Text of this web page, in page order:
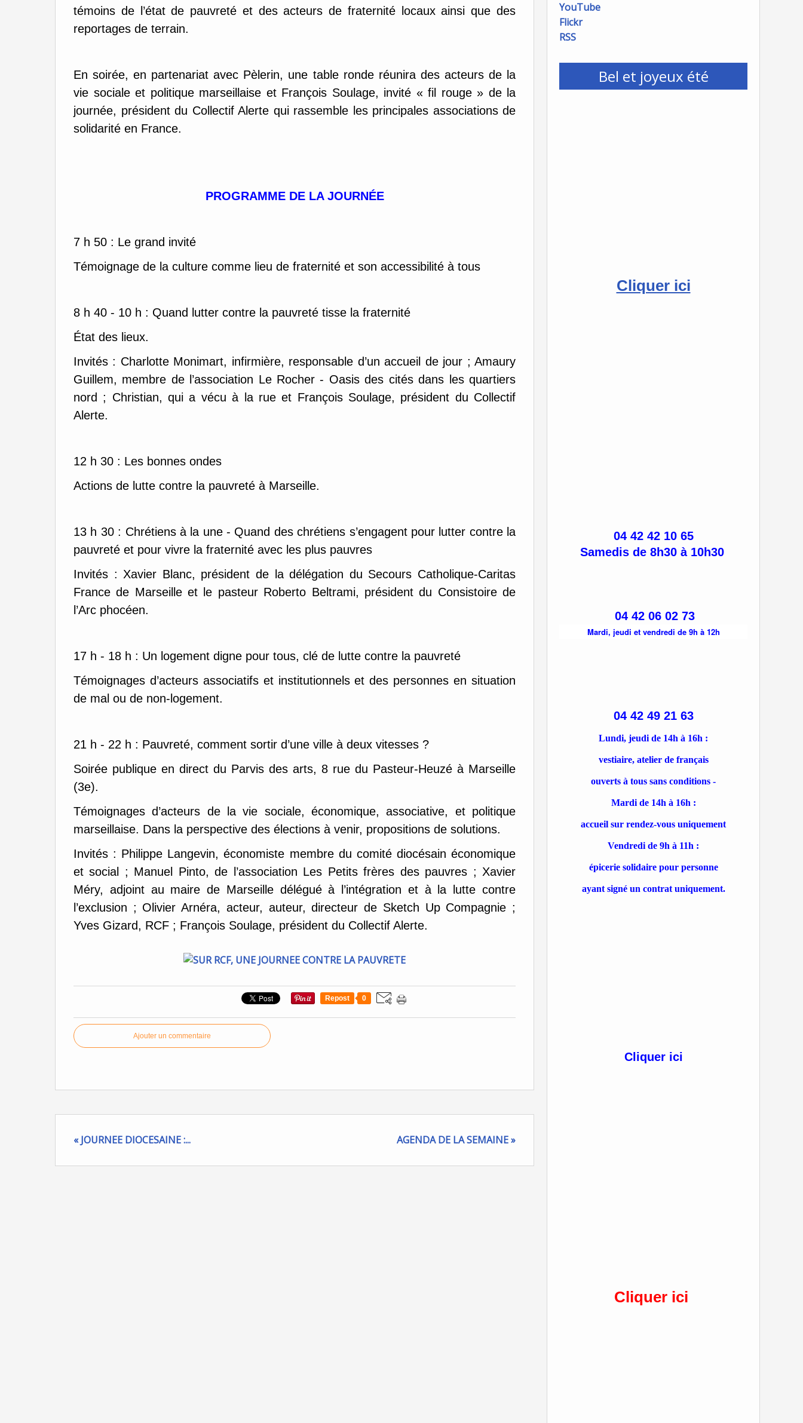
YouTube
Flickr
RSS
Bel et joyeux été
Cliquer ici
04 42 42 10 65
Samedis de 8h30 à 10h30
04 42 06 02 73
Mardi, jeudi et vendredi de 9h à 12h
04 42 49 21 63
Lundi, jeudi de 14h à 16h :
vestiaire, atelier de français
ouverts à tous sans conditions -
Mardi de 14h à 16h :
accueil sur rendez-vous uniquement
Vendredi de 9h à 11h :
épicerie solidaire pour personne
ayant signé un contrat uniquement.
Cliquer ici
Cliquer ici
témoins de l’état de pauvreté et des acteurs de fraternité locaux ainsi que des
reportages de terrain.
En soirée, en partenariat avec Pèlerin, une table ronde réunira des acteurs de la
vie sociale et politique marseillaise et François Soulage, invité « fil rouge » de la
journée, président du Collectif Alerte qui rassemble les principales associations de
solidarité en France.
PROGRAMME DE LA JOURNÉE
7 h 50 : Le grand invité
Témoignage de la culture comme lieu de fraternité et son accessibilité à tous
8 h 40 - 10 h : Quand lutter contre la pauvreté tisse la fraternité
État des lieux.
Invités : Charlotte Monimart, infirmière, responsable d’un accueil de jour ; Amaury
Guillem, membre de l’association Le Rocher - Oasis des cités dans les quartiers
nord ; Christian, qui a vécu à la rue et François Soulage, président du Collectif
Alerte.
12 h 30 : Les bonnes ondes
Actions de lutte contre la pauvreté à Marseille.
13 h 30 : Chrétiens à la une - Quand des chrétiens s’engagent pour lutter contre la
pauvreté et pour vivre la fraternité avec les plus pauvres
Invités : Xavier Blanc, président de la délégation du Secours Catholique-Caritas
France de Marseille et le pasteur Roberto Beltrami, président du Consistoire de
l’Arc phocéen.
17 h - 18 h : Un logement digne pour tous, clé de lutte contre la pauvreté
Témoignages d’acteurs associatifs et institutionnels et des personnes en situation
de mal ou de non-logement.
21 h - 22 h : Pauvreté, comment sortir d’une ville à deux vitesses ?
Soirée publique en direct du Parvis des arts, 8 rue du Pasteur-Heuzé à Marseille
(3e).
Témoignages d’acteurs de la vie sociale, économique, associative, et politique
marseillaise. Dans la perspective des élections à venir, propositions de solutions.
Invités : Philippe Langevin, économiste membre du comité diocésain économique
et social ; Manuel Pinto, de l’association Les Petits frères des pauvres ; Xavier
Méry, adjoint au maire de Marseille délégué à l’intégration et à la lutte contre
l’exclusion ; Olivier Arnéra, acteur, auteur, directeur de Sketch Up Compagnie ;
Yves Gizard, RCF ; François Soulage, président du Collectif Alerte.
Repost 0
Ajouter un commentaire
« JOURNEE DIOCESAINE :... AGENDA DE LA SEMAINE »